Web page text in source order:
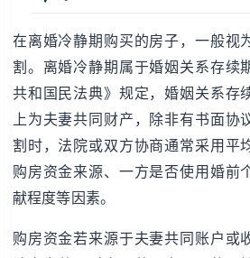
在离婚冷静期购买的房子，一般视
割。离婚冷静期属于婚姻关系存续
共和国民法典》规定，婚姻关系存
上为夫妻共同财产，除非有书面协
割时，法院或双方协商通常采用平
购房资金来源、一方是否使用婚前
献程度等因素。
购房资金若来源于夫妻共同账户或